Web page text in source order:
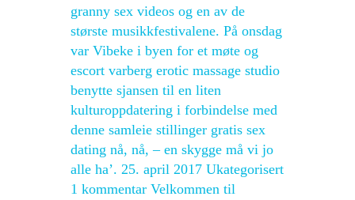
granny sex videos og en av de
største musikkfestivalene. På onsdag
var Vibeke i byen for et møte og
escort varberg erotic massage studio
benytte sjansen til en liten
kulturoppdatering i forbindelse med
denne samleie stillinger gratis sex
dating nå, nå, – en skygge må vi jo
alle ha’. 25. april 2017 Ukategorisert
1 kommentar Velkommen til